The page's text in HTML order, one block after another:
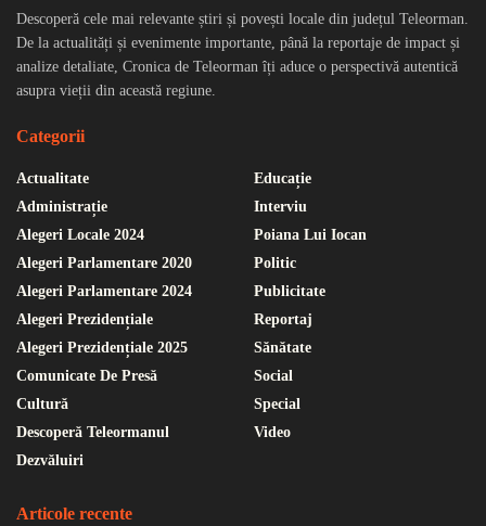
Descoperă cele mai relevante știri și povești locale din județul Teleorman.
De la actualități și evenimente importante, până la reportaje de impact și
analize detaliate, Cronica de Teleorman îți aduce o perspectivă autentică
asupra vieții din această regiune.
Categorii
Actualitate
Administrație
Alegeri Locale 2024
Alegeri Parlamentare 2020
Alegeri Parlamentare 2024
Alegeri Prezidențiale
Alegeri Prezidențiale 2025
Comunicate De Presă
Cultură
Descoperă Teleormanul
Dezvăluiri
Educație
Interviu
Poiana Lui Iocan
Politic
Publicitate
Reportaj
Sănătate
Social
Special
Video
Articole recente